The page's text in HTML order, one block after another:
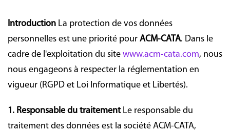
Introduction La protection de vos données
personnelles est une priorité pour ACM-CATA. Dans le
cadre de l'exploitation du site www.acm-cata.com, nous
nous engageons à respecter la réglementation en
vigueur (RGPD et Loi Informatique et Libertés).
1. Responsable du traitementLe responsable du
traitement des données est la société ACM-CATA,